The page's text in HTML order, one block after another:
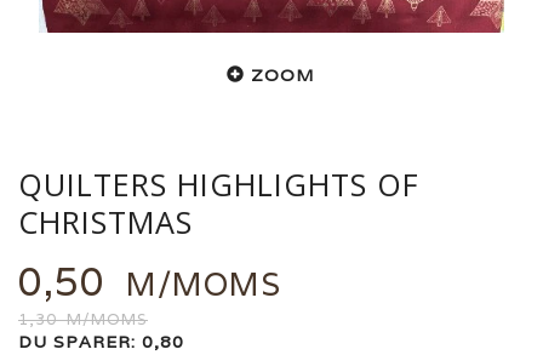
ZOOM
QUILTERS HIGHLIGHTS OF
CHRISTMAS
0,50 M/MOMS
1,30M/MOMS
DU SPARER: 0,80